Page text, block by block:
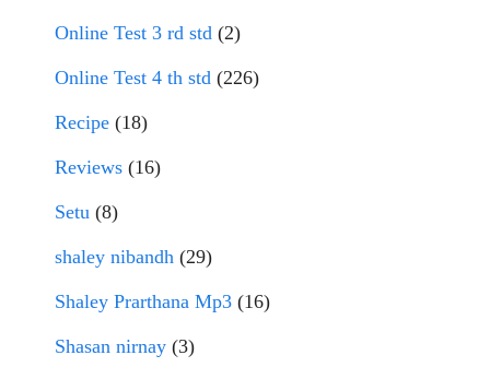
Online Test 3 rd std (2)
Online Test 4 th std (226)
Recipe (18)
Reviews (16)
Setu (8)
shaley nibandh (29)
Shaley Prarthana Mp3 (16)
Shasan nirnay (3)